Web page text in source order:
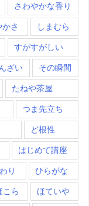
さわやかな香り
かさ しまむら
すがすがしい
ざい その瞬間
たねや茶屋
つま先立ち
ど根性
はじめて講座
り ひらがな
こら ほていや